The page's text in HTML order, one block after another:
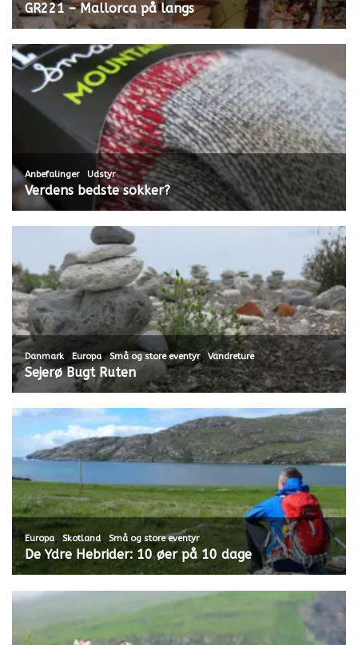
GR221 – Mallorca på langs
Anbefalinger, Udstyr
Verdens bedste sokker?
Danmark, Europa,Små og store eventyr,Vandreture
Sejerø Bugt Ruten
Europa, Skotland, Små og store eventyr
De Ydre Hebrider: 10 øer på 10 dage